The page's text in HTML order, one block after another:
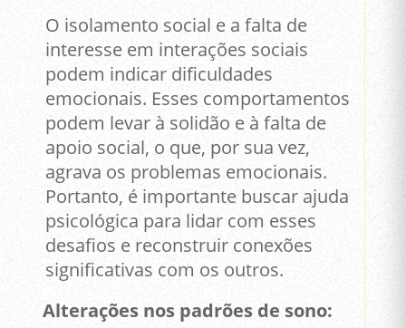
O isolamento social e a falta de
interesse em interações sociais
podem indicar dificuldades
emocionais. Esses comportamentos
podem levar à solidão e à falta de
apoio social, o que, por sua vez,
agrava os problemas emocionais.
Portanto, é importante buscar ajuda
psicológica para lidar com esses
desafios e reconstruir conexões
significativas com os outros.
Alterações nos padrões de sono: